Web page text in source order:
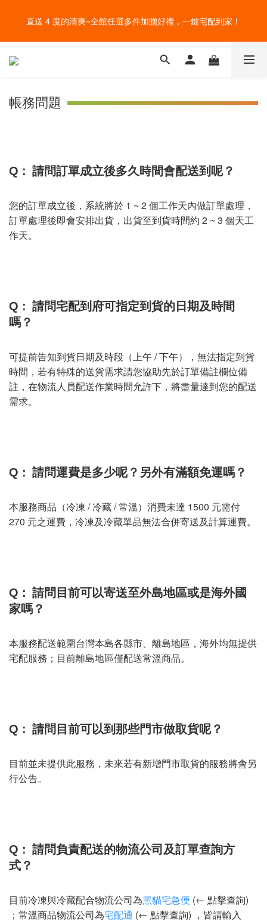
吃菜~
直送 4 度的清爽~全館任選多件加贈好禮，一鍵宅配到家！
給爸爸一錠超能力~全館滿額加贈祕魯瑪卡錠，父親節好好感謝~
盛夏的餐桌，一定少不了美蔬菜的清爽~ A+B 送購物金🎁一起好好
帳務問題
Q : 請問訂單成立後多久時間會配送到呢？
您的訂單成立後，系統將於 1 ~ 2 個工作天內做訂單處理，
訂單處理後即會安排出貨，出貨至到貨時間約 2 ~ 3 個天工
作天。
Q : 請問宅配到府可指定到貨的日期及時間
嗎？
可提前告知到貨日期及時段（上午 / 下午），無法指定到貨
時間，若有特殊的送貨需求請您協助先於訂單備註欄位備
註，在物流人員配送作業時間允許下，將盡量達到您的配送
需求。
Q : 請問運費是多少呢？另外有滿額免運嗎？
本服務商品（冷凍 / 冷藏 / 常溫）消費未達 1500 元需付
270 元之運費，冷凍及冷藏單品無法合併寄送及計算運費。
Q : 請問目前可以寄送至外島地區或是海外國
家嗎？
本服務配送範圍台灣本島各縣市、離島地區，海外均無提供
宅配服務；目前離島地區僅配送常溫商品。
Q : 請問目前可以到那些門市做取貨呢？
目前並未提供此服務，未來若有新增門市取貨的服務將會另
行公告。
Q : 請問負責配送的物流公司及訂單查詢方
式？
目前冷凍與冷藏配合物流公司為黑貓宅急便 (← 點擊查詢)
；常溫商品物流公司為宅配通 (← 點擊查詢) ，皆請輸入